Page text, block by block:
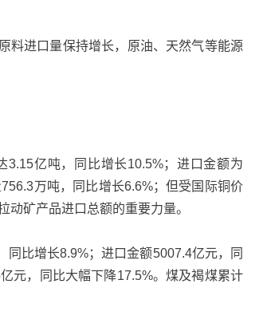
料进口量保持增长，原油、天然气等能源
3.15亿吨，同比增长10.5%；进口金额为
万吨，同比增长6.6%；但受国际铜价
动矿产品进口总额的重要力量。
比增长8.9%；进口金额5007.4亿元，同
元，同比大幅下降17.5%。煤及褐煤累计